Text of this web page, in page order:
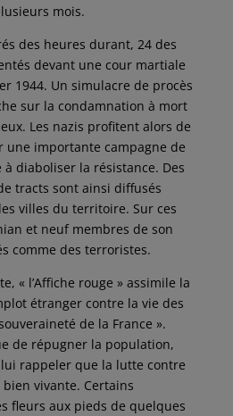
mois.
des heures durant, 24 des
devant une cour martiale
1944. Un simulacre de procès
sur la condamnation à mort
Les nazis profitent alors de
une importante campagne de
diaboliser la résistance. Des
tracts sont ainsi diffusés
villes du territoire. Sur ces
et neuf membres de son
comme des terroristes.
« l’Affiche rouge » assimile la
étranger contre la vie des
de la France ».
de répugner la population,
rappeler que la lutte contre
bien vivante. Certains
fleurs aux pieds de quelques